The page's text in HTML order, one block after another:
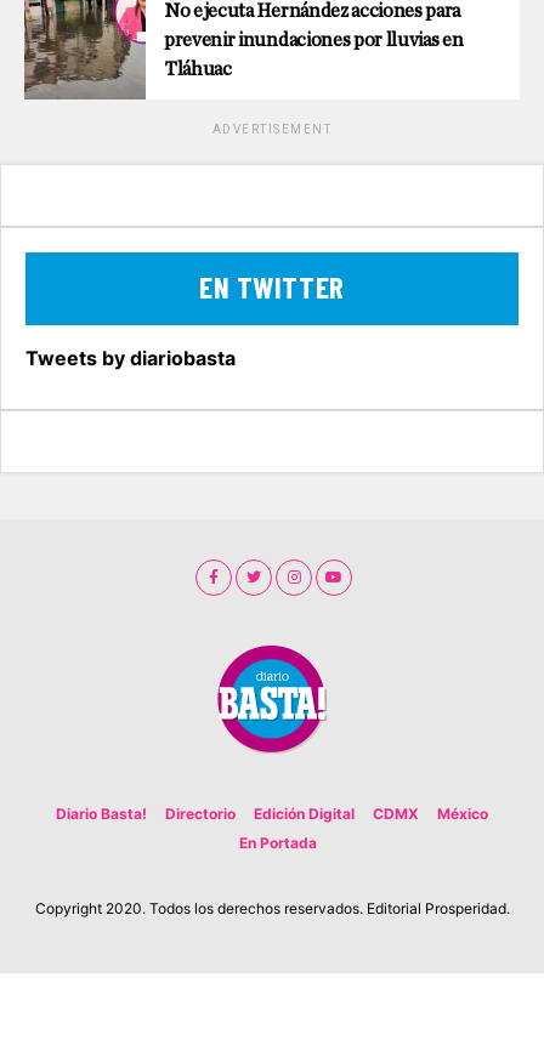
No ejecuta Hernández acciones para
prevenir inundaciones por lluvias en
Tláhuac
ADVERTISEMENT
EN TWITTER
Tweets by diariobasta
Diario Basta! Directorio Edición Digital CDMX
México
En Portada
Copyright 2020. Todos los derechos reservados. Editorial Prosperidad.